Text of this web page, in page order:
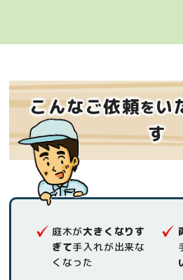
こんなご依頼をい
す
庭木が大きくなりす
ぎて手入れが出来な
くなった